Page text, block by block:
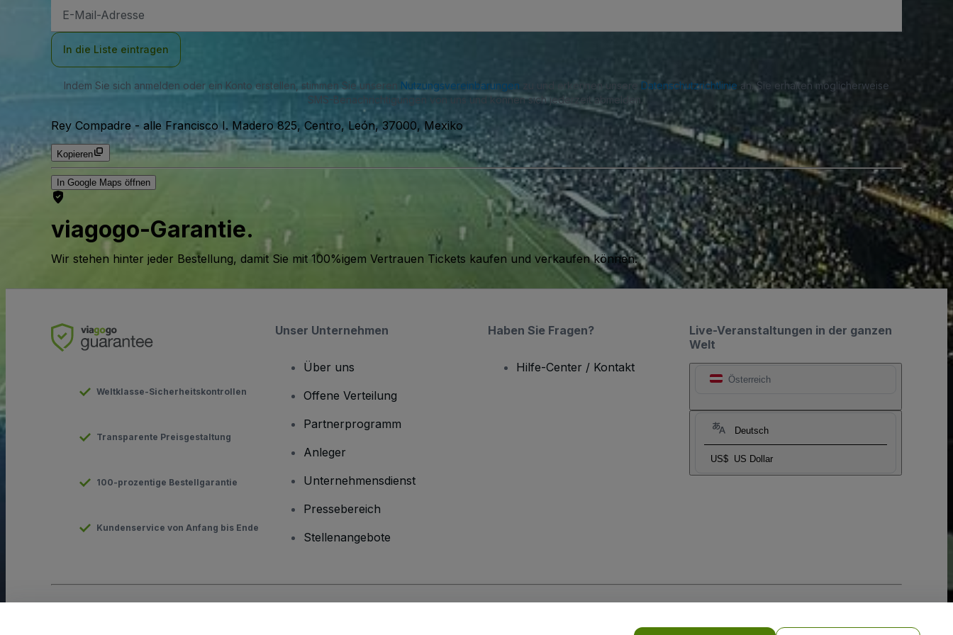
Mail-
In die Liste eintragen
Indem Sie sich anmelden oder ein Konto erstellen, stimmen Sie unseren Nutzungsvereinbarungen zu und erkennen unsere Datenschutzrichtlinie an. Sie erhalten möglicherweise
SMS-Benachrichtigungen von uns und können sich jederzeit abmelden.
Rey Compadre - alle Francisco I. Madero 825, Centro, León, 37000, Mexiko
Kopieren
In Google Maps öffnen
viagogo-Garantie.
Wir stehen hinter jeder Bestellung, damit Sie mit 100%igem Vertrauen Tickets kaufen und verkaufen können.
Live-Veranstaltungen in der ganzen
Welt
Österreich
Deutsch
US$ US Dollar
Weltklasse-Sicherheitskontrollen
Transparente Preisgestaltung
100-prozentige Bestellgarantie
Kundenservice von Anfang bis Ende
Unser Unternehmen
Über uns
Offene Verteilung
Partnerprogramm
Anleger
Unternehmensdienst
Pressebereich
Stellenangebote
Haben Sie Fragen?
Hilfe-Center / Kontakt
Cookie-RichtlinieundDatenschutzrichtlinie für Mobilanwendungen